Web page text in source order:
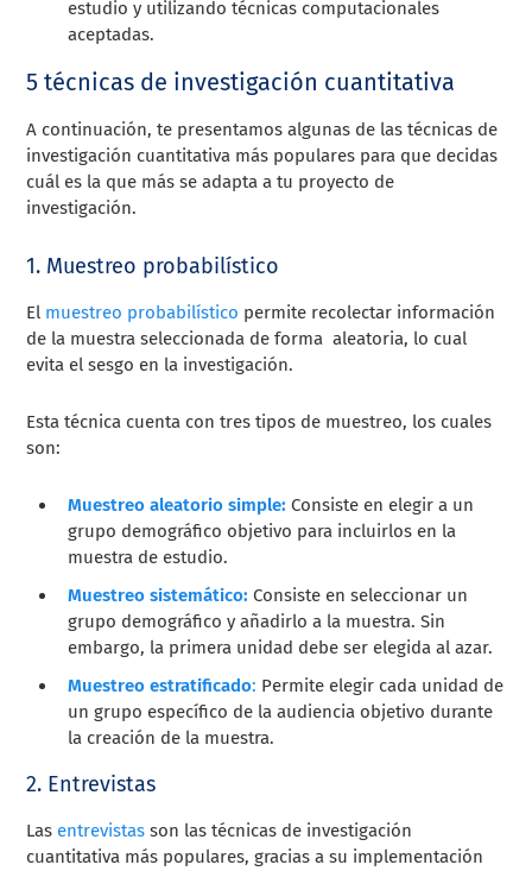
estudio y utilizando técnicas computacionales
aceptadas.
5 técnicas de investigación cuantitativa
A continuación, te presentamos algunas de las técnicas de
investigación cuantitativa más populares para que decidas
cuál es la que más se adapta a tu proyecto de
investigación.
1. Muestreo probabilístico
El muestreo probabilístico permite recolectar información
de la muestra seleccionada de forma aleatoria, lo cual
evita el sesgo en la investigación.
Esta técnica cuenta con tres tipos de muestreo, los cuales
son:
Muestreo aleatorio simple: Consiste en elegir a un
grupo demográfico objetivo para incluirlos en la
muestra de estudio.
Muestreo sistemático: Consiste en seleccionar un
grupo demográfico y añadirlo a la muestra. Sin
embargo, la primera unidad debe ser elegida al azar.
Muestreo estratificado: Permite elegir cada unidad de
un grupo específico de la audiencia objetivo durante
la creación de la muestra.
2. Entrevistas
Las entrevistasson las técnicas de investigación
cuantitativa más populares, gracias a su implementación